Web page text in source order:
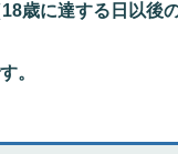
歳に達する日以後
。